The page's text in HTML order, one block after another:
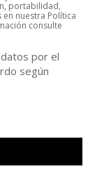
portabilidad,
nuestra Política
consulte
por el
según